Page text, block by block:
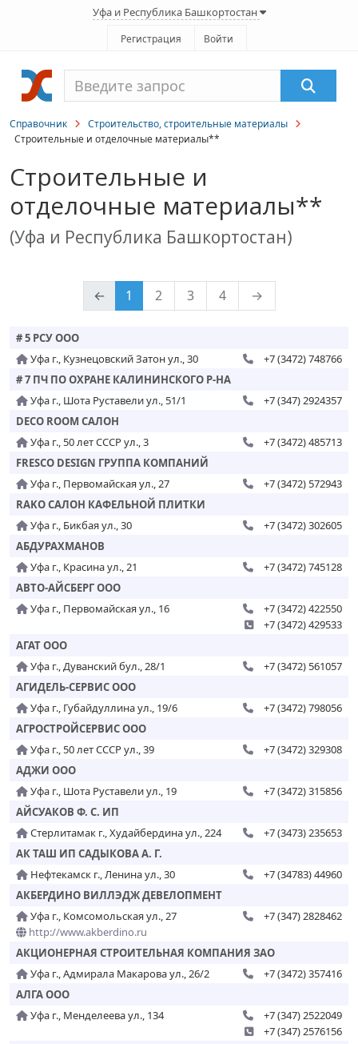
Уфа и Республика Башкортостан
Регистрация Войти
Справочник
Строительство, строительные материалы
Строительные и отделочные материалы**
Строительные и
отделочные материалы**
(Уфа и Республика Башкортостан)
← 1 2 3 4 →
# 5 РСУ ООО
Уфа г., Кузнецовский Затон ул., 30
+7 (3472) 748766
# 7 ПЧ ПО ОХРАНЕ КАЛИНИНСКОГО Р-НА
Уфа г., Шота Руставели ул., 51/1
+7 (347) 2924357
DECO ROOM САЛОН
Уфа г., 50 лет СССР ул., 3
+7 (3472) 485713
FRESCO DESIGN ГРУППА КОМПАНИЙ
Уфа г., Первомайская ул., 27
+7 (3472) 572943
RAKO САЛОН КАФЕЛЬНОЙ ПЛИТКИ
Уфа г., Бикбая ул., 30
+7 (3472) 302605
АБДУРАХМАНОВ
Уфа г., Красина ул., 21
+7 (3472) 745128
АВТО-АЙСБЕРГ ООО
Уфа г., Первомайская ул., 16
+7 (3472) 422550
+7 (3472) 429533
АГАТ ООО
Уфа г., Дуванский бул., 28/1
+7 (3472) 561057
АГИДЕЛЬ-СЕРВИС ООО
Уфа г., Губайдуллина ул., 19/6
+7 (3472) 798056
АГРОСТРОЙСЕРВИС ООО
Уфа г., 50 лет СССР ул., 39
+7 (3472) 329308
АДЖИ ООО
Уфа г., Шота Руставели ул., 19
+7 (3472) 315856
АЙСУАКОВ Ф. С. ИП
Стерлитамак г., Худайбердина ул., 224
+7 (3473) 235653
АК ТАШ ИП САДЫКОВА А. Г.
Нефтекамск г., Ленина ул., 30
+7 (34783) 44960
АКБЕРДИНО ВИЛЛЭДЖ ДЕВЕЛОПМЕНТ
Уфа г., Комсомольская ул., 27
http://www.akberdino.ru
+7 (347) 2828462
АКЦИОНЕРНАЯ СТРОИТЕЛЬНАЯ КОМПАНИЯ ЗАО
Уфа г., Адмирала Макарова ул., 26/2
+7 (3472) 357416
АЛГА ООО
Уфа г., Менделеева ул., 134
+7 (347) 2522049
+7 (347) 2576156